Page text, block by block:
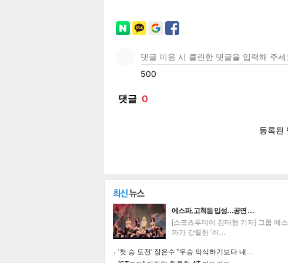
기
트위 카카
에스파, 고척돔 입성…공연 …
[스포츠투데이 김태형 기자] 그룹 에스
파가 강렬한 '쇠…
'첫 승 도전' 장은수 "우승 의식하기보다 내…